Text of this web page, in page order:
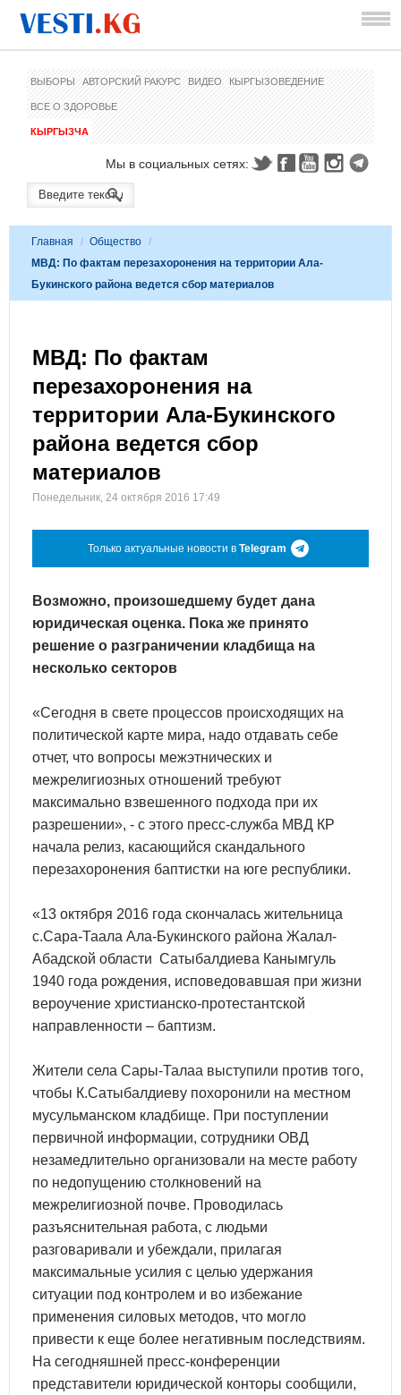
ВЫБОРЫ АВТОРСКИЙ РАКУРС ВИДЕО КЫРГЫЗОВЕДЕНИЕ
ВСЕ О ЗДОРОВЬЕ
КЫРГЫЗЧА
Мы в социальных сетях:
Главная / Общество /
МВД: По фактам перезахоронения на территории Ала-
Букинского района ведется сбор материалов
МВД: По фактам
перезахоронения на
территории Ала-Букинского
района ведется сбор
материалов
Понедельник, 24 октября 2016 17:49
Только актуальные новости в Telegram
Возможно, произошедшему будет дана
юридическая оценка. Пока же принято
решение о разграничении кладбища на
несколько секторов
«Сегодня в свете процессов происходящих на
политической карте мира, надо отдавать себе
отчет, что вопросы межэтнических и
межрелигиозных отношений требуют
максимально взвешенного подхода при их
разрешении», - с этого пресс-служба МВД КР
начала релиз, касающийся скандального
перезахоронения баптистки на юге республики.
«13 октября 2016 года скончалась жительница
с.Сара-Таала Ала-Букинского района Жалал-
Абадской области Сатыбалдиева Канымгуль
1940 года рождения, исповедовавшая при жизни
вероучение христианско-протестантской
направленности – баптизм.
Жители села Сары-Талаа выступили против того,
чтобы К.Сатыбалдиеву похоронили на местном
мусульманском кладбище. При поступлении
первичной информации, сотрудники ОВД
незамедлительно организовали на месте работу
по недопущению столкновений на
межрелигиозной почве. Проводилась
разъяснительная работа, с людьми
разговаривали и убеждали, прилагая
максимальные усилия с целью удержания
ситуации под контролем и во избежание
применения силовых методов, что могло
привести к еще более негативным последствиям.
На сегодняшней пресс-конференции
представители юридической конторы сообщили,